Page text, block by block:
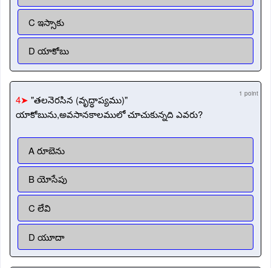
C ఇస్సాకు
D యాకోబు
4➤ "తలనెరసిన (వృద్ధాప్యము)"
యాకోబును,అవసానకాలములో చూచుకున్నది ఎవరు?
1 point
A రూబెను
B యోసేపు
C లేవి
D యూదా